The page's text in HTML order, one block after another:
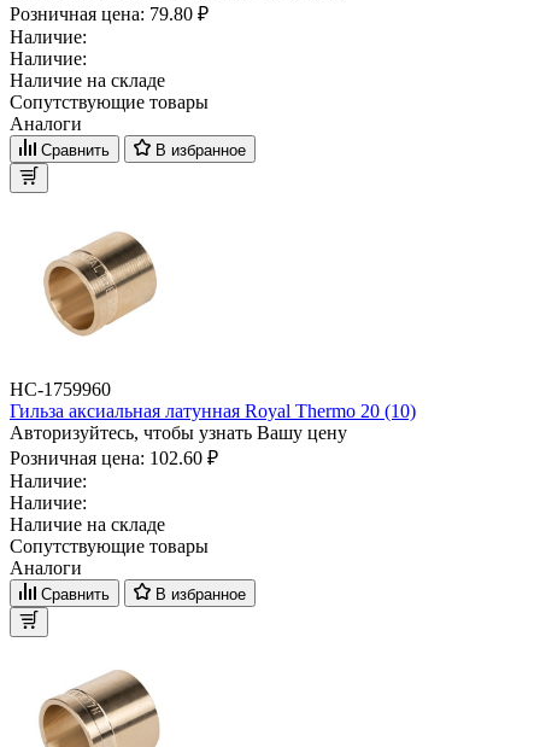
Розничная цена: 79.80 ₽
Наличие:
Наличие:
Наличие на складе
Сопутствующие товары
Аналоги
Сравнить В избранное
НС-1759960
Гильза аксиальная латунная Royal Thermo 20 (10)
Авторизуйтесь, чтобы узнать Вашу цену
Розничная цена: 102.60 ₽
Наличие:
Наличие:
Наличие на складе
Сопутствующие товары
Аналоги
Сравнить В избранное